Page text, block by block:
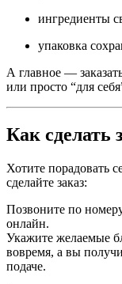
ингредиенты
упаковка
А главное —
или просто “для
Как сделать
Хотите порадовать
сделайте заказ:
Позвоните по
онлайн.
Укажите желаемые
вовремя, а вы
подаче.